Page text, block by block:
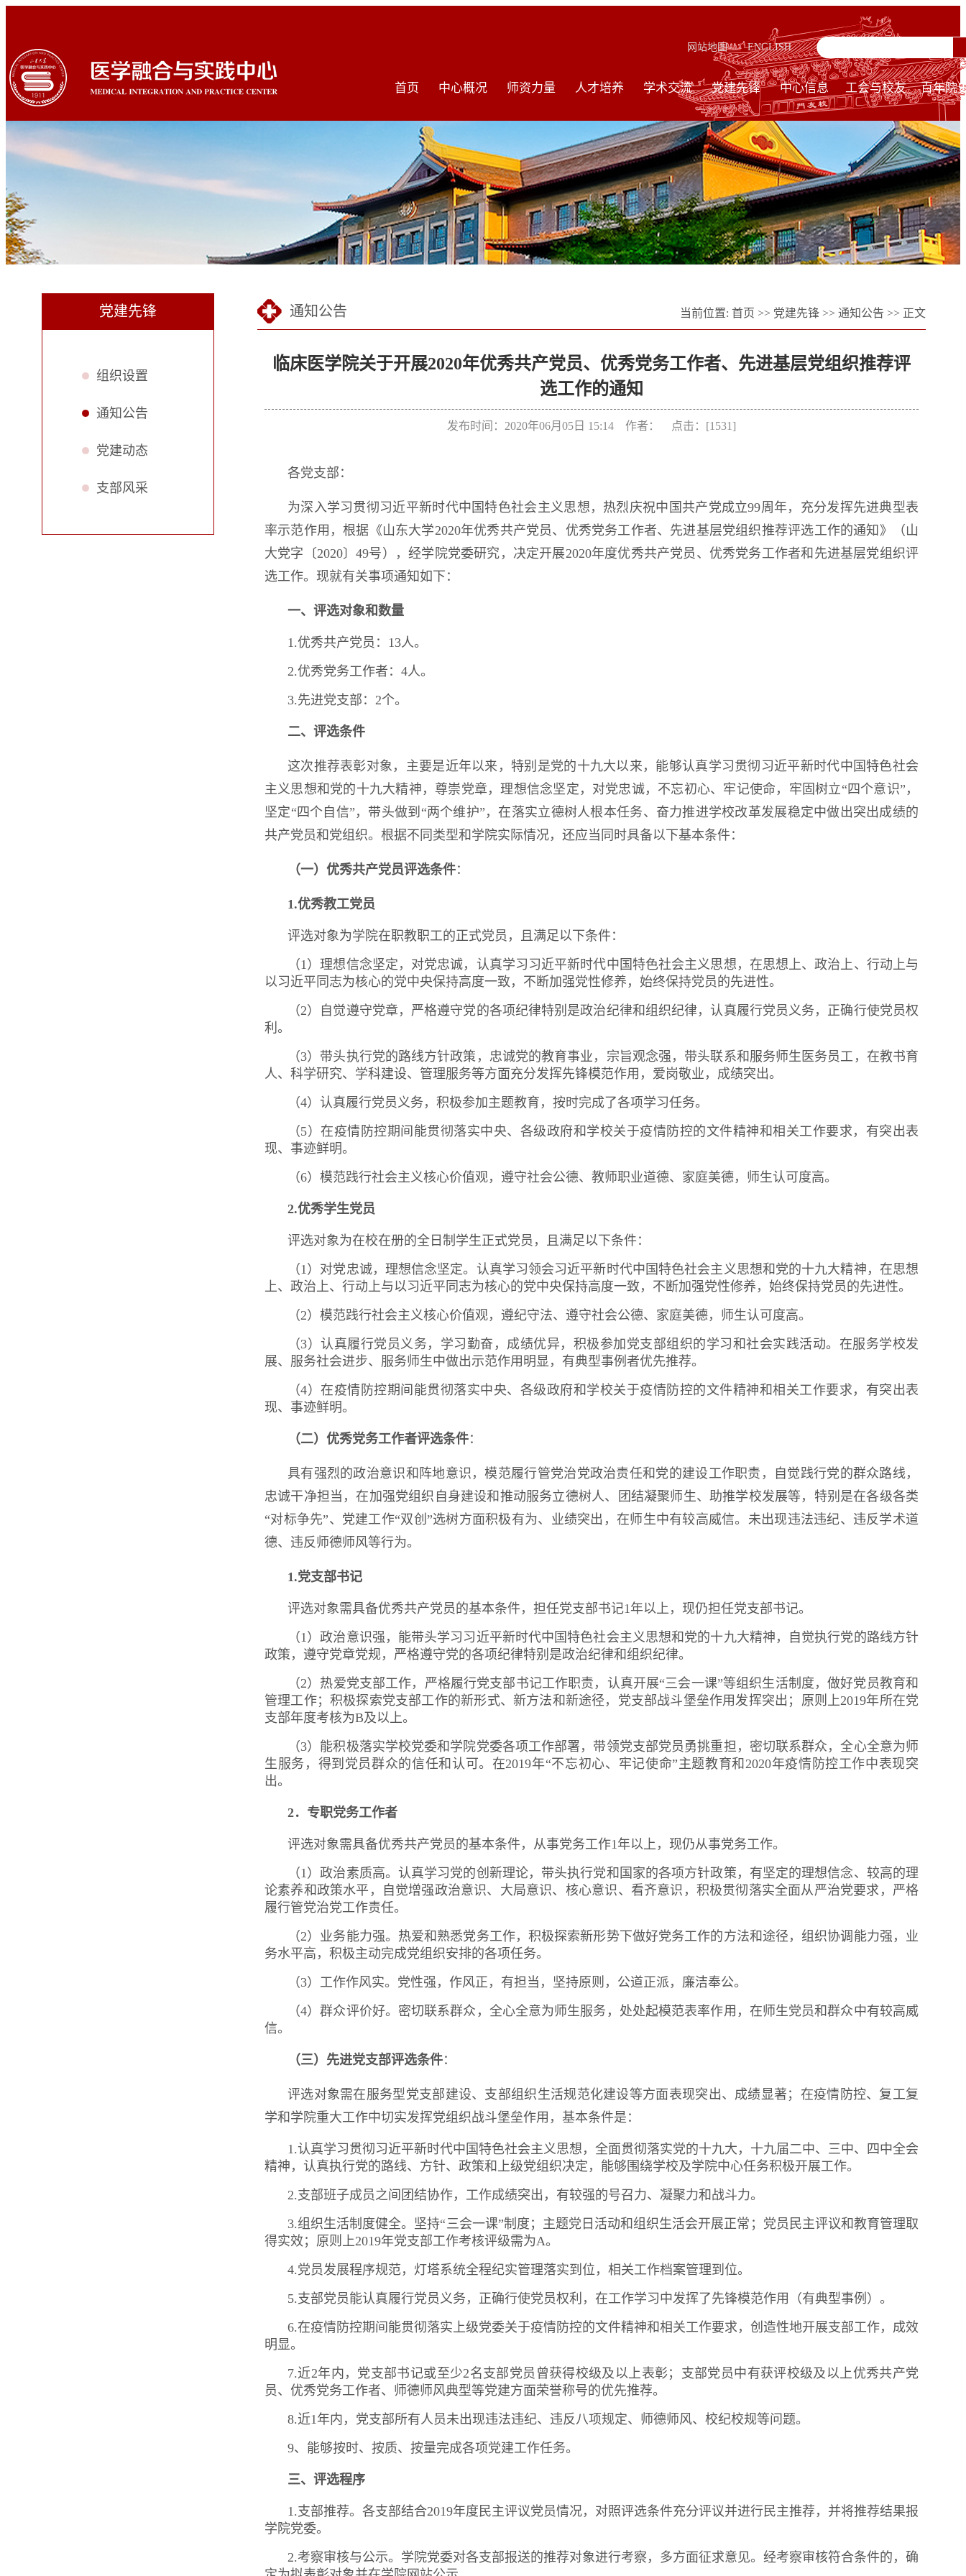
网站地图 ENGLISH
首页 中心概况 师资力量 人才培养 学术交流 党建先锋 中心信息 工会与校友 百年院
党建先锋
组织设置
通知公告
党建动态
支部风采
通知公告 当前位置: 首页 >> 党建先锋 >> 通知公告 >> 正文
临床医学院关于开展2020年优秀共产党员、优秀党务工作者、先进基层党组织推荐评
选工作的通知
发布时间：2020年06月05日 15:14 作者： 点击：[1531]
各党支部：
为深入学习贯彻习近平新时代中国特色社会主义思想，热烈庆祝中国共产党成立99周年，充分发挥先进典型表
率示范作用，根据《山东大学2020年优秀共产党员、优秀党务工作者、先进基层党组织推荐评选工作的通知》（山
大党字〔2020〕49号），经学院党委研究，决定开展2020年度优秀共产党员、优秀党务工作者和先进基层党组织评
选工作。现就有关事项通知如下：
一、评选对象和数量
1.优秀共产党员：13人。
2.优秀党务工作者：4人。
3.先进党支部：2个。
二、评选条件
这次推荐表彰对象，主要是近年以来，特别是党的十九大以来，能够认真学习贯彻习近平新时代中国特色社会
主义思想和党的十九大精神，尊崇党章，理想信念坚定，对党忠诚，不忘初心、牢记使命，牢固树立“四个意识”，
坚定“四个自信”，带头做到“两个维护”，在落实立德树人根本任务、奋力推进学校改革发展稳定中做出突出成绩的
共产党员和党组织。根据不同类型和学院实际情况，还应当同时具备以下基本条件：
（一）优秀共产党员评选条件：
1.优秀教工党员
评选对象为学院在职教职工的正式党员，且满足以下条件：
（1）理想信念坚定，对党忠诚，认真学习习近平新时代中国特色社会主义思想，在思想上、政治上、行动上与
以习近平同志为核心的党中央保持高度一致，不断加强党性修养，始终保持党员的先进性。
（2）自觉遵守党章，严格遵守党的各项纪律特别是政治纪律和组织纪律，认真履行党员义务，正确行使党员权
利。
（3）带头执行党的路线方针政策，忠诚党的教育事业，宗旨观念强，带头联系和服务师生医务员工，在教书育
人、科学研究、学科建设、管理服务等方面充分发挥先锋模范作用，爱岗敬业，成绩突出。
（4）认真履行党员义务，积极参加主题教育，按时完成了各项学习任务。
（5）在疫情防控期间能贯彻落实中央、各级政府和学校关于疫情防控的文件精神和相关工作要求，有突出表
现、事迹鲜明。
（6）模范践行社会主义核心价值观，遵守社会公德、教师职业道德、家庭美德，师生认可度高。
2.优秀学生党员
评选对象为在校在册的全日制学生正式党员，且满足以下条件：
（1）对党忠诚，理想信念坚定。认真学习领会习近平新时代中国特色社会主义思想和党的十九大精神，在思想
上、政治上、行动上与以习近平同志为核心的党中央保持高度一致，不断加强党性修养，始终保持党员的先进性。
（2）模范践行社会主义核心价值观，遵纪守法、遵守社会公德、家庭美德，师生认可度高。
（3）认真履行党员义务，学习勤奋，成绩优异，积极参加党支部组织的学习和社会实践活动。在服务学校发
展、服务社会进步、服务师生中做出示范作用明显，有典型事例者优先推荐。
（4）在疫情防控期间能贯彻落实中央、各级政府和学校关于疫情防控的文件精神和相关工作要求，有突出表
现、事迹鲜明。
（二）优秀党务工作者评选条件：
具有强烈的政治意识和阵地意识，模范履行管党治党政治责任和党的建设工作职责，自觉践行党的群众路线，
忠诚干净担当，在加强党组织自身建设和推动服务立德树人、团结凝聚师生、助推学校发展等，特别是在各级各类
“对标争先”、党建工作“双创”选树方面积极有为、业绩突出，在师生中有较高威信。未出现违法违纪、违反学术道
德、违反师德师风等行为。
1.党支部书记
评选对象需具备优秀共产党员的基本条件，担任党支部书记1年以上，现仍担任党支部书记。
（1）政治意识强，能带头学习习近平新时代中国特色社会主义思想和党的十九大精神，自觉执行党的路线方针
政策，遵守党章党规，严格遵守党的各项纪律特别是政治纪律和组织纪律。
（2）热爱党支部工作，严格履行党支部书记工作职责，认真开展“三会一课”等组织生活制度，做好党员教育和
管理工作；积极探索党支部工作的新形式、新方法和新途径，党支部战斗堡垒作用发挥突出； 原则上2019年所在党
支部年度考核为B及以上。
（3）能积极落实学校党委和学院党委各项工作部署，带领党支部党员勇挑重担，密切联系群众，全心全意为师
生服务，得到党员群众的信任和认可。在2019年“不忘初心、牢记使命”主题教育和2020年疫情防控工作中表现突
出。
2．专职党务工作者
评选对象需具备优秀共产党员的基本条件，从事党务工作1年以上，现仍从事党务工作。
（1）政治素质高。认真学习党的创新理论，带头执行党和国家的各项方针政策，有坚定的理想信念、较高的理
论素养和政策水平，自觉增强政治意识、大局意识、 核心意识、 看齐意识 ，积极贯彻落实全面从严治党要求，严格
履行管党治党工作责任。
（2）业务能力强。热爱和熟悉党务工作，积极探索新形势下做好党务工作的方法和途径，组织协调能力强，业
务水平高，积极主动完成党组织安排的各项任务。
（3）工作作风实。党性强，作风正，有担当，坚持原则，公道正派，廉洁奉公。
（4）群众评价好。密切联系群众，全心全意为师生服务，处处起模范表率作用，在师生党员和群众中有较高威
信。
（三）先进党支部评选条件：
评选对象需在服务型党支部建设、支部组织生活规范化建设等方面表现突出、成绩显著；在疫情防控、复工复
学和学院重大工作中切实发挥党组织战斗堡垒作用，基本条件是：
1.认真学习贯彻习近平新时代中国特色社会主义思想，全面贯彻落实党的十九大，十九届二中、三中、四中全会
精神，认真执行党的路线、方针、政策和上级党组织决定，能够围绕学校及学院中心任务积极开展工作。
2.支部班子成员之间团结协作，工作成绩突出，有较强的号召力、凝聚力和战斗力。
3.组织生活制度健全。坚持“三会一课”制度；主题党日活动和组织生活会开展正常；党员民主评议和教育管理取
得实效；原则上2019年党支部工作考核评级需为A。
4.党员发展程序规范，灯塔系统全程纪实管理落实到位，相关工作档案管理到位。
5.支部党员能认真履行党员义务，正确行使党员权利，在工作学习中发挥了先锋模范作用（有典型事例）。
6.在疫情防控期间能贯彻落实上级党委关于疫情防控的文件精神和相关工作要求，创造性地开展支部工作，成效
明显。
7.近2年内，党支部书记或至少2名支部党员曾获得校级及以上表彰；支部党员中有获评校级及以上优秀共产党
员、优秀党务工作者、师德师风典型等党建方面荣誉称号的优先推荐。
8.近1年内，党支部所有人员未出现违法违纪、违反八项规定、师德师风、校纪校规等问题。
9、能够按时、按质、按量完成各项党建工作任务。
三、评选程序
1.支部推荐。各支部结合2019年度民主评议党员情况，对照评选条件充分评议并进行民主推荐，并将推荐结果报
学院党委。
2.考察审核与公示。学院党委对各支部报送的推荐对象进行考察，多方面征求意见。经考察审核符合条件的，确